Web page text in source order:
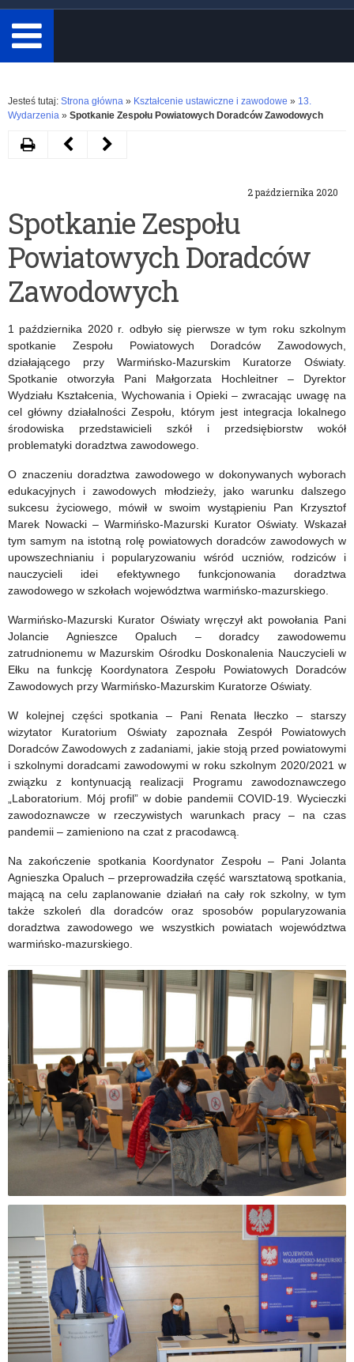
minimum
3
znaki.
Rozwiń
Jesteś tutaj: Strona główna » Kształcenie ustawiczne i zawodowe » 13.
Wydarzenia » Spotkanie Zespołu Powiatowych Doradców Zawodowych
2 października 2020
Spotkanie Zespołu
Powiatowych Doradców
Zawodowych
1 października 2020 r. odbyło się pierwsze w tym roku szkolnym
spotkanie Zespołu Powiatowych Doradców Zawodowych,
działającego przy Warmińsko-Mazurskim Kuratorze Oświaty.
Spotkanie otworzyła Pani Małgorzata Hochleitner – Dyrektor
Wydziału Kształcenia, Wychowania i Opieki – zwracając uwagę na
cel główny działalności Zespołu, którym jest integracja lokalnego
środowiska przedstawicieli szkół i przedsiębiorstw wokół
problematyki doradztwa zawodowego.
O znaczeniu doradztwa zawodowego w dokonywanych wyborach
edukacyjnych i zawodowych młodzieży, jako warunku dalszego
sukcesu życiowego, mówił w swoim wystąpieniu Pan Krzysztof
Marek Nowacki – Warmińsko-Mazurski Kurator Oświaty. Wskazał
tym samym na istotną rolę powiatowych doradców zawodowych w
upowszechnianiu i popularyzowaniu wśród uczniów, rodziców i
nauczycieli idei efektywnego funkcjonowania doradztwa
zawodowego w szkołach województwa warmińsko-mazurskiego.
Warmińsko-Mazurski Kurator Oświaty wręczył akt powołania Pani
Jolancie Agnieszce Opaluch – doradcy zawodowemu
zatrudnionemu w Mazurskim Ośrodku Doskonalenia Nauczycieli w
Ełku na funkcję Koordynatora Zespołu Powiatowych Doradców
Zawodowych przy Warmińsko-Mazurskim Kuratorze Oświaty.
W kolejnej części spotkania – Pani Renata Iłeczko – starszy
wizytator Kuratorium Oświaty zapoznała Zespół Powiatowych
Doradców Zawodowych z zadaniami, jakie stoją przed powiatowymi
i szkolnymi doradcami zawodowymi w roku szkolnym 2020/2021 w
związku z kontynuacją realizacji Programu zawodoznawczego
„Laboratorium. Mój profil” w dobie pandemii COVID-19. Wycieczki
zawodoznawcze w rzeczywistych warunkach pracy – na czas
pandemii – zamieniono na czat z pracodawcą.
Na zakończenie spotkania Koordynator Zespołu – Pani Jolanta
Agnieszka Opaluch – przeprowadziła część warsztatową spotkania,
mającą na celu zaplanowanie działań na cały rok szkolny, w tym
także szkoleń dla doradców oraz sposobów popularyzowania
doradztwa zawodowego we wszystkich powiatach województwa
warmińsko-mazurskiego.
DrukujNastępny
dla
szkół
na
lata
2021-
2027
Poprzedni
2020
–
zachęcamy
do
głosowania!